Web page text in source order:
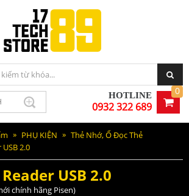
HOTLINE
0932 322 689
0
Reader USB 2.0 150.000VNĐ
PHỤ KIỆN
Thẻ Nhớ, Ổ Đọc Thẻ
2.0
USB 2.0
chính hãng Pisen)